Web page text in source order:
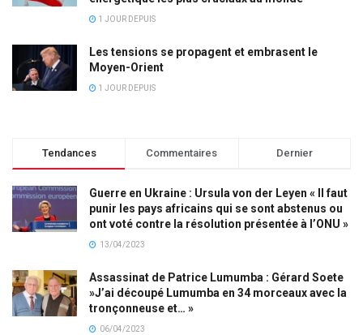
1 JOUR DEPUIS
Les tensions se propagent et embrasent le
Moyen-Orient
1 JOUR DEPUIS
Tendances Commentaires Dernier
Guerre en Ukraine : Ursula von der Leyen « Il faut
punir les pays africains qui se sont abstenus ou
ont voté contre la résolution présentée à l’ONU »
13/04/2023
Assassinat de Patrice Lumumba : Gérard Soete
»J’ai découpé Lumumba en 34 morceaux avec la
tronçonneuse et… »
06/04/2023